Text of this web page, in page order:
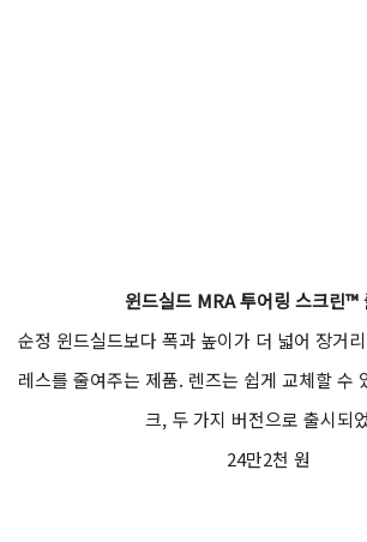
윈드실드 MRA 투어링 스크린™
순정 윈드실드보다 폭과 높이가 더 넓어 장거
레스를 줄여주는 제품. 렌즈는 쉽게 교체할 수
크, 두 가지 버전으로 출시되
24만2천 원